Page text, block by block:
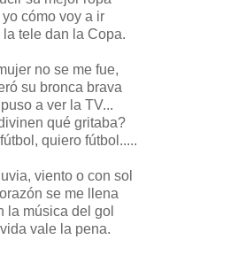
yo cómo voy a ir
la tele dan la Copa.
no se me fue,
su bronca brava
a ver la TV...
qué gritaba?
quiero fútbol.....
viento o con sol
se me llena
la música del gol
vida vale la pena.